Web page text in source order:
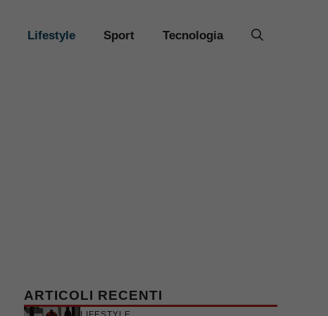
Lifestyle Sport Tecnologia
ARTICOLI RECENTI